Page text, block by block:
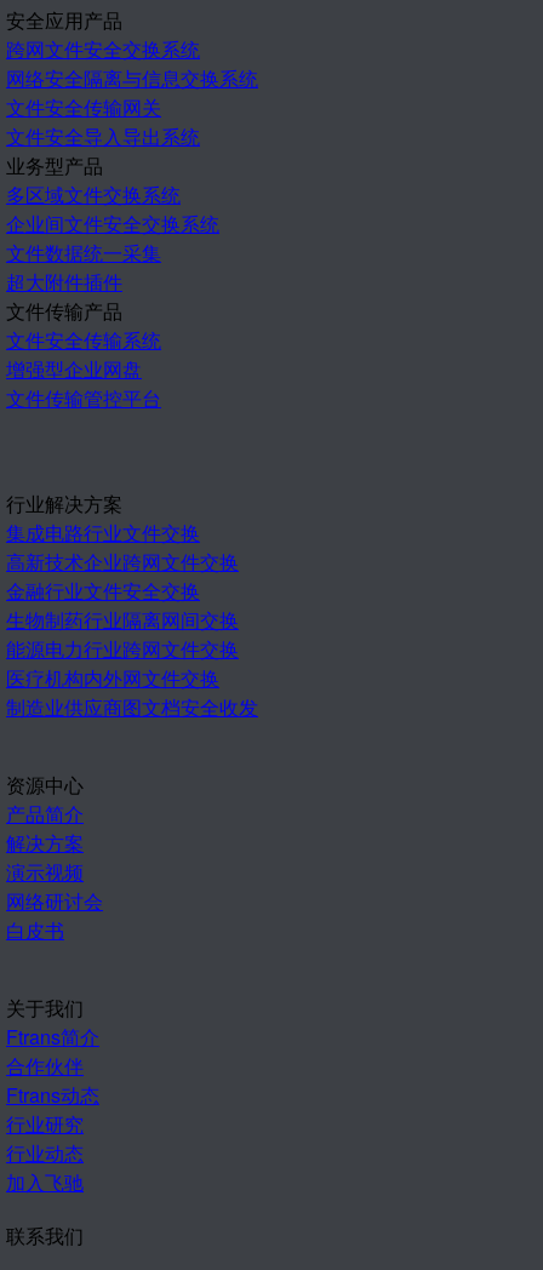
安全应用产品
跨网文件安全交换系统
网络安全隔离与信息交换系统
文件安全传输网关
文件安全导入导出系统
业务型产品
多区域文件交换系统
企业间文件安全交换系统
文件数据统一采集
超大附件插件
文件传输产品
文件安全传输系统
增强型企业网盘
文件传输管控平台
行业解决方案
集成电路行业文件交换
高新技术企业跨网文件交换
金融行业文件安全交换
生物制药行业隔离网间交换
能源电力行业跨网文件交换
医疗机构内外网文件交换
制造业供应商图文档安全收发
资源中心
产品简介
解决方案
演示视频
网络研讨会
白皮书
关于我们
Ftrans简介
合作伙伴
Ftrans动态
行业研究
行业动态
加入飞驰
联系我们